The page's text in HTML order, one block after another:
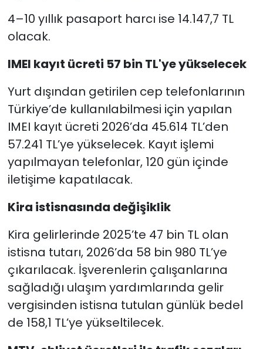
4–10 yıllık pasaport harcı ise 14.147,7 TL
olacak.
IMEI kayıt ücreti 57 bin TL'ye yükselecek
Yurt dışından getirilen cep telefonlarının
Türkiye’de kullanılabilmesi için yapılan
IMEI kayıt ücreti 2026’da 45.614 TL’den
57.241 TL’ye yükselecek. Kayıt işlemi
yapılmayan telefonlar, 120 gün içinde
iletişime kapatılacak.
Kira istisnasında değişiklik
Kira gelirlerinde 2025’te 47 bin TL olan
istisna tutarı, 2026’da 58 bin 980 TL’ye
çıkarılacak. İşverenlerin çalışanlarına
sağladığı ulaşım yardımlarında gelir
vergisinden istisna tutulan günlük bedel
de 158,1 TL’ye yükseltilecek.